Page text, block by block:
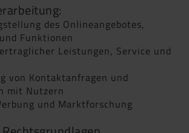
des Onlineangebotes,
Funktionen
Leistungen, Service und
von Kontaktanfragen und
mit Nutzern
und Marktforschung